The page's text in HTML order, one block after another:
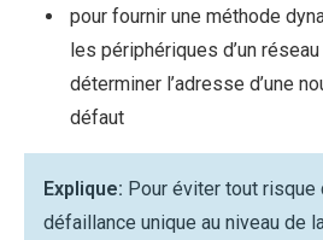
pour fournir une méthode
les périphériques d’un
déterminer l’adresse d’une
défaut
Explique: Pour éviter tout risque
défaillance unique au niveau de